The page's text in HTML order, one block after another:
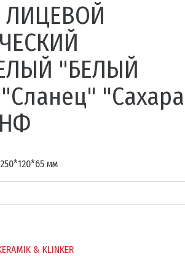
ЛИЦЕВОЙ
"БЕЛЫЙ
мм
& KLINKER